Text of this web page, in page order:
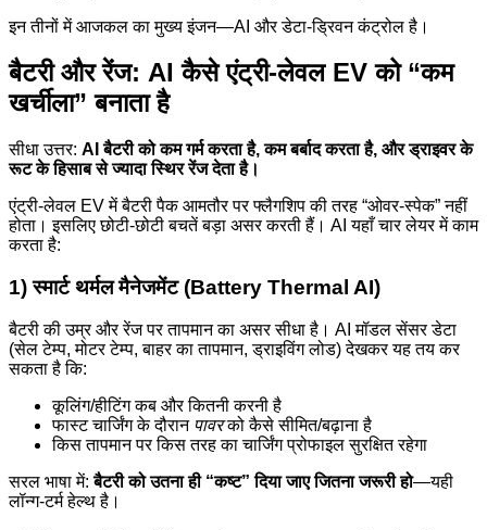
इन तीनों में आजकल का मुख्य इंजन—AI और डेटा-ड्रिवन कंट्रोल है।
बैटरी और रेंज: AI कैसे एंट्री-लेवल EV को “कम
खर्चीला” बनाता है
सीधा उत्तर: AI बैटरी को कम गर्म करता है, कम बर्बाद करता है, और ड्राइवर के
रूट के हिसाब से ज्यादा स्थिर रेंज देता है।
एंट्री-लेवल EV में बैटरी पैक आमतौर पर फ्लैगशिप की तरह “ओवर-स्पेक” नहीं
होता। इसलिए छोटी-छोटी बचतें बड़ा असर करती हैं। AI यहाँ चार लेयर में काम
करता है:
1) स्मार्ट थर्मल मैनेजमेंट (Battery Thermal AI)
बैटरी की उम्र और रेंज पर तापमान का असर सीधा है। AI मॉडल सेंसर डेटा
(सेल टेम्प, मोटर टेम्प, बाहर का तापमान, ड्राइविंग लोड) देखकर यह तय कर
सकता है कि:
कूलिंग/हीटिंग कब और कितनी करनी है
फास्ट चार्जिंग के दौरान पावरको कैसे सीमित/बढ़ाना है
किस तापमान पर किस तरह का चार्जिंग प्रोफाइल सुरक्षित रहेगा
सरल भाषा में:बैटरी को उतना ही “कष्ट” दिया जाए जितना जरूरी हो—यही
लॉन्ग-टर्म हेल्थ है।